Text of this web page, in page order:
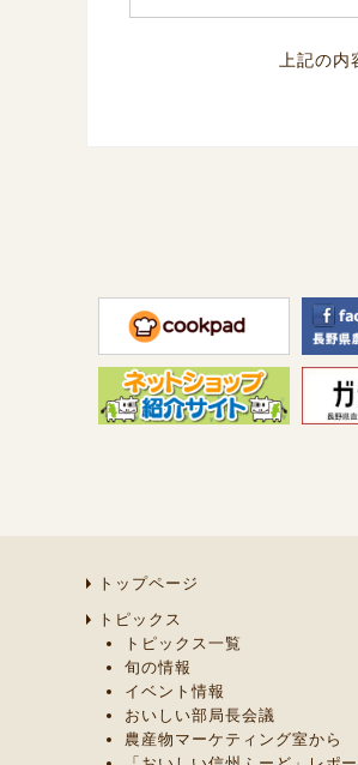
上記の内
トップページ
トピックス
トピックス一覧
旬の情報
イベント情報
おいしい部局長会議
農産物マーケティング室から